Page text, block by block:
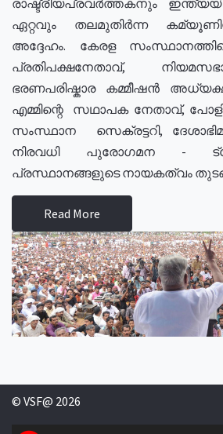
ഏറ്റവും തലമുതിർന്ന
അദ്ദേഹം. കേരള
പ്രതിപക്ഷനേതാവ്,
ഭരണപരിഷ്കാര കമ്മീഷൻ
എമ്മിന്റെ സഥാപക നേതാവ്,
സംസ്ഥാന സെക്രട്ടറി,
നിരവധി പുരോഗമന -
പ്രസ്ഥാനങ്ങളുടെ നായകത്വം
Read More
© VSF@ 2026